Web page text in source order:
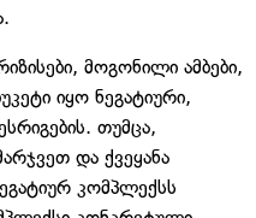
მოგონილი ამბები,
იყო ნეგატიური,
თუმცა,
და ქვეყანა
კომპლექსს